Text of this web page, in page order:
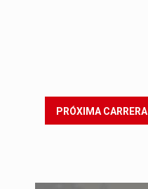
PRÓXIMA CARRERA